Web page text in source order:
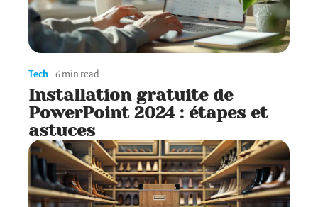
Tech 6 min read
Installation gratuite de
PowerPoint 2024 : étapes et
astuces